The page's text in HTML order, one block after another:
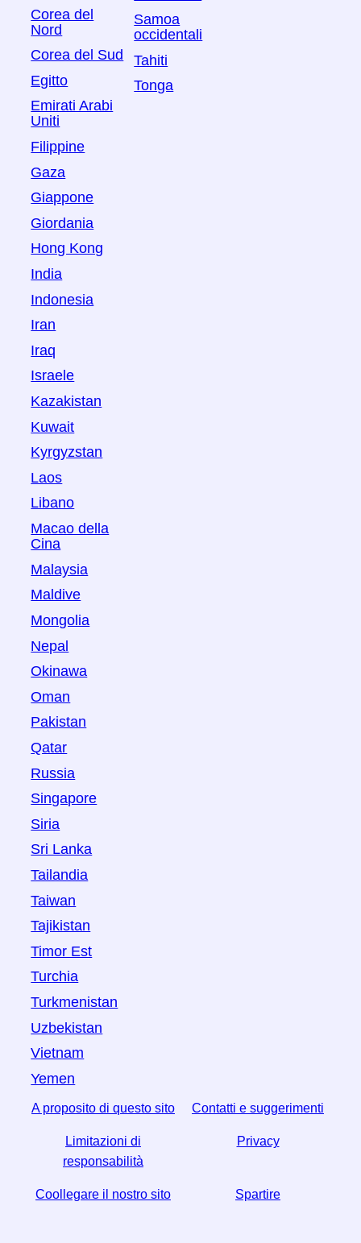
Corea del
Nord
Corea del Sud
Egitto
Emirati Arabi
Uniti
Filippine
Gaza
Giappone
Giordania
Hong Kong
India
Indonesia
Iran
Iraq
Israele
Kazakistan
Kuwait
Kyrgyzstan
Laos
Libano
Macao della
Cina
Malaysia
Maldive
Mongolia
Nepal
Okinawa
Oman
Pakistan
Qatar
Russia
Singapore
Siria
Sri Lanka
Tailandia
Taiwan
Tajikistan
Timor Est
Turchia
Turkmenistan
Uzbekistan
Vietnam
Yemen
Samoa
occidentali
Tahiti
Tonga
A proposito di questo sito Contatti e suggerimenti
Limitazioni di
responsabilità
Privacy
Coollegare il nostro sito Spartire